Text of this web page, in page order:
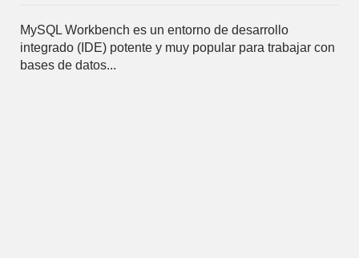
MySQL Workbench es un entorno de desarrollo
integrado (IDE) potente y muy popular para trabajar con
bases de datos...